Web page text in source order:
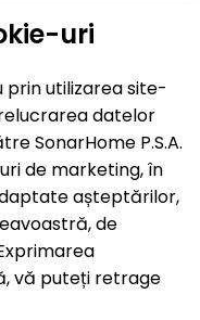
uri
prin utilizarea site-
datelor
SonarHome P.S.A.
de marketing, în
așteptărilor,
de
vă puteți retrage